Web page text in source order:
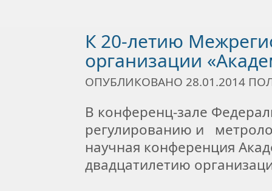
К 20-летию
организации
ОПУБЛИКОВАНО 28.01.2014
В конференц-зале
регулированию и
научная конференция
двадцатилетию